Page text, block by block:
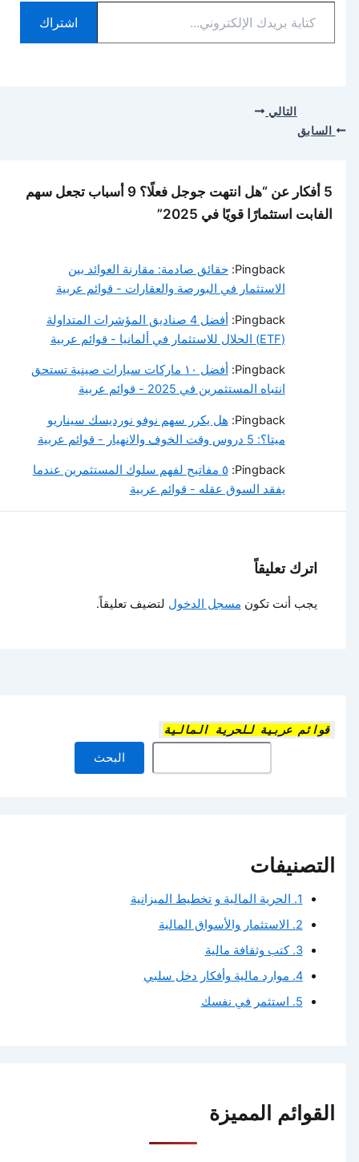
قوائم عربية للحرية المالية
البحث
التصنيفات
2. الاستثمار والأسواق المالية
3. كتب وثقافة مالية
4. موارد مالية وأفكار دخل سلبي
5. استثمر في نفسك
القوائم المميزة
اشتراك
السابق
التالي
5 أفكار عن “هل انتهت جوجل فعلًا؟ 9 أسباب تجعل سهم
الفابت استثمارًا قويًا في 2025”
Pingback: حقائق صادمة: مقارنة العوائد بين
الاستثمار في البورصة والعقارات - قوائم عربية
Pingback:
أفضل 4 صناديق المؤشرات المتداولة
Pingback:
أفضل ١٠ ماركات سيارات صينية تستحق
انتباه المستثمرين في 2025 - قوائم عربية
Pingback: هل يكرر سهم نوفو نورديسك سيناريو
ميتا؟: 5 دروس وقت الخوف والانهيار - قوائم عربية
Pingback:
٥ مفاتيح لفهم سلوك المستثمرين عندما
يفقد السوق عقله - قوائم عربية
اترك تعليقاً
يجب أنت تكونمسجل الدخول لتضيف تعليقاً.